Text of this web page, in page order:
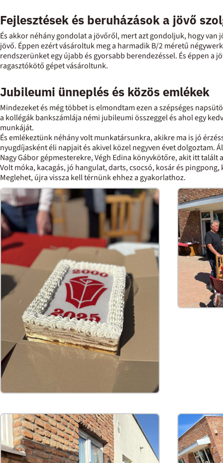
Fejlesztések és beruházások a jövő
És akkor néhány gondolat a jövőről, mert azt gondoljuk, hogy
jövő. Éppen ezért vásároltuk meg a harmadik B/2 méretű
rendszerünket egy újabb és gyorsabb berendezéssel. És éppen a
ragasztókötő gépet vásároltunk.
Jubileumi ünneplés és közös emlékek
Mindezeket és még többet is elmondtam ezen a szépséges
a kollégák bankszámlája némi jubileumi összeggel és ahol egy
munkáját.
És emlékeztünk néhány volt munkatársunkra, akikre ma is jó
nyugdíjasként éli napjait és akivel közel negyven évet dolgoztam.
Nagy Gábor gépmesterekre, Végh Edina könyvkötőre, akit itt talált
Volt móka, kacagás, jó hangulat, darts, csocsó, kosár és
Meglehet, újra vissza kell térnünk ehhez a gyakorlathoz.